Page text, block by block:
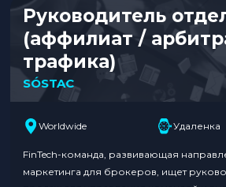
Руководитель
(аффилиат /
трафика)
SÓSTAC
Worldwide Удаленка
FinTech-команда, развивающая
маркетинга для брокеров, ищет